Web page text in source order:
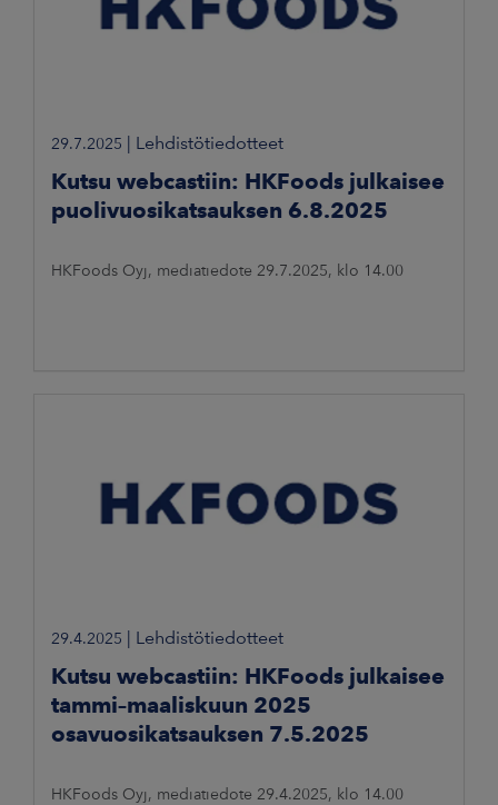
29.7.2025 Lehdistötiedotteet
Kutsu webcastiin: HKFoods julkaisee
puolivuosikatsauksen 6.8.2025
HKFoods Oyj, mediatiedote 29.7.2025, klo 14.00
29.4.2025 Lehdistötiedotteet
Kutsu webcastiin: HKFoods julkaisee
tammi–maaliskuun 2025
osavuosikatsauksen 7.5.2025
HKFoods Oyj, mediatiedote 29.4.2025, klo 14.00